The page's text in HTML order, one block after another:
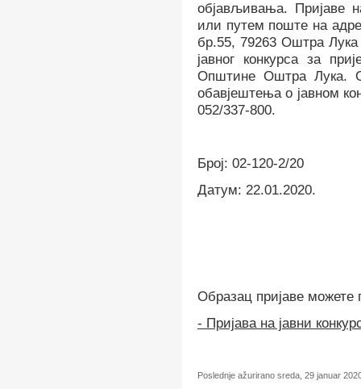
објављивања. Пријаве
или путем поште на
бр.55, 79263 Оштра Лука
јавног конкурса за
Општине Оштра Лука.
обавјештења о јавном
052/337-800.
Број: 02-120-2/20
Датум: 22.01.2020.
Образац пријаве можете
- Пријава на јавни
Poslednje ažurirano sreda, 29 januar